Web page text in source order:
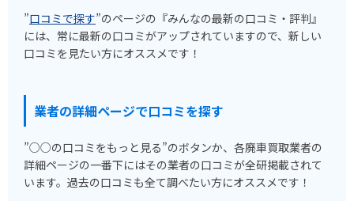
”口コミで探す”のページの『みんなの最新の口コミ・評判』
には、常に最新の口コミがアップされていますので、新しい
口コミを見たい方にオススメです！
業者の詳細ページで口コミを探す
”○○の口コミをもっと見る”のボタンか、各廃車買取業者の
詳細ページの一番下にはその業者の口コミが全研掲載されて
います。過去の口コミも全て調べたい方にオススメです！